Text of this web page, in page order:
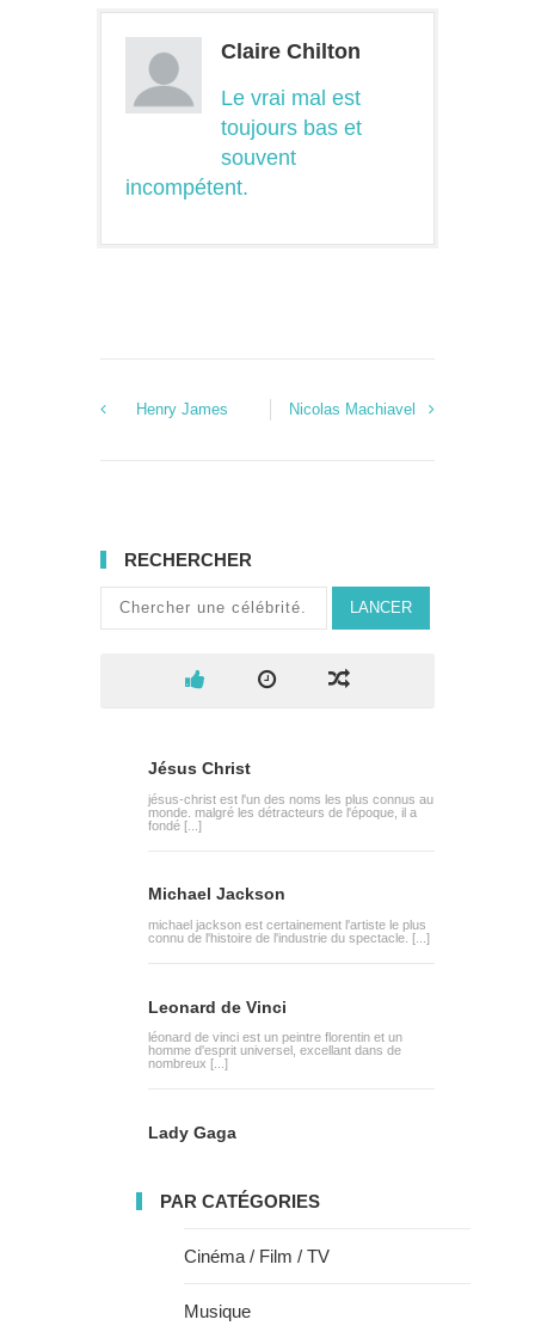
Claire Chilton
Le vrai mal est
toujours bas et
souvent
incompétent.
Henry James Nicolas Machiavel
RECHERCHER
LANCER
Jésus Christ
jésus-christ est l'un des noms les plus connus au
monde. malgré les détracteurs de l'époque, il a
fondé [...]
Michael Jackson
michael jackson est certainement l'artiste le plus
connu de l'histoire de l'industrie du spectacle. [...]
Leonard de Vinci
léonard de vinci est un peintre florentin et un
homme d'esprit universel, excellant dans de
nombreux [...]
Lady Gaga
PAR CATÉGORIES
Cinéma / Film / TV
Musique